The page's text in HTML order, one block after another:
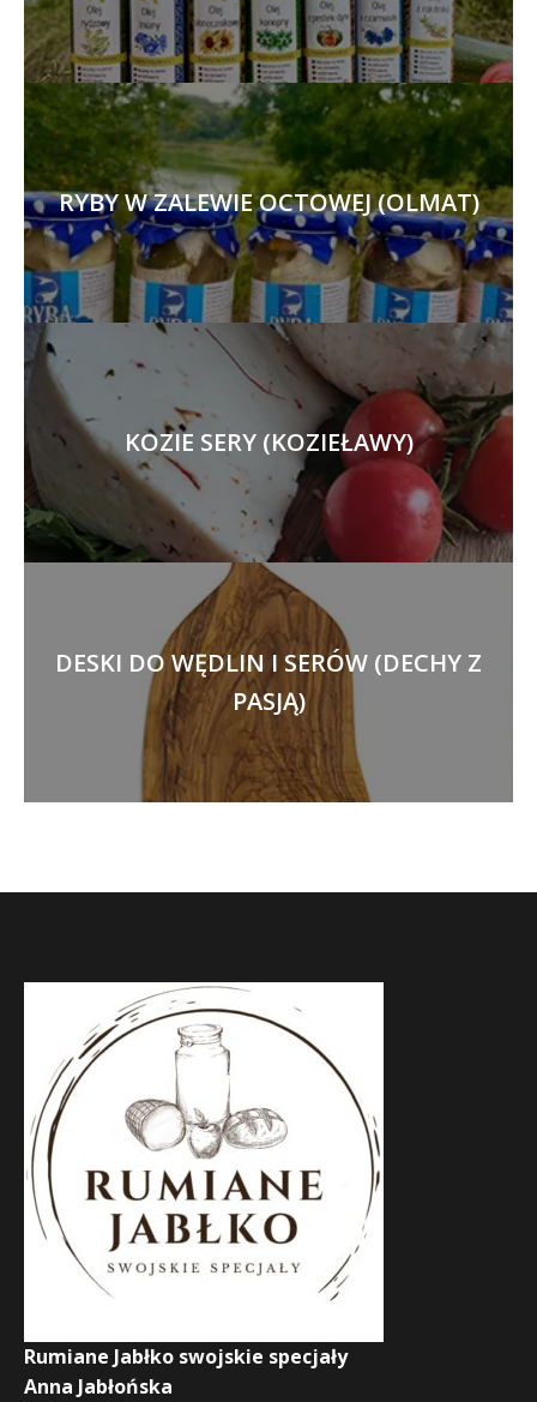
RYBY W ZALEWIE OCTOWEJ (OLMAT)
KOZIE SERY (KOZIEŁAWY)
DESKI DO WĘDLIN I SERÓW (DECHY Z
PASJĄ)
Rumiane Jabłko swojskie specjały
Anna Jabłońska